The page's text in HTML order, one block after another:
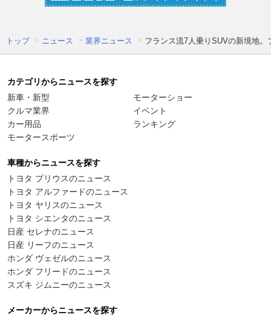
トップ ニュース 業界ニュース フランス流7人乗りSUVの新境地
カテゴリからニュースを探す
新車・新型
クルマ業界
カー用品
モータースポーツ
モーターショー
イベント
ランキング
車種からニュースを探す
トヨタ プリウスのニュース
トヨタ アルファードのニュース
トヨタ ヤリスのニュース
トヨタ シエンタのニュース
日産 セレナのニュース
日産 リーフのニュース
ホンダ ヴェゼルのニュース
ホンダ フリードのニュース
スズキ ジムニーのニュース
メーカーからニュースを探す